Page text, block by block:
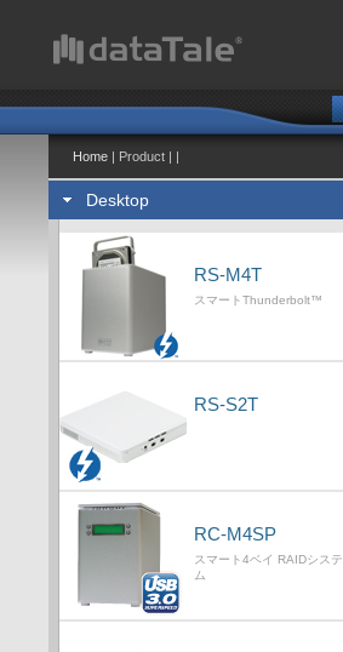
Home | Product | |
Desktop
RS-M4T
スマートThunderbolt™
RS-S2T
RC-M4SP
スマート4ベイ RAIDシステ
ム